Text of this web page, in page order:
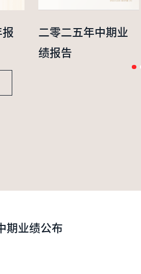
二零二五年中期业
绩报告
期业绩公布